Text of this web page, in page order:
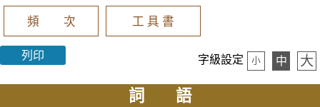
頻 次 工 具 書
列印 字級設定 小 中 大
詞 語